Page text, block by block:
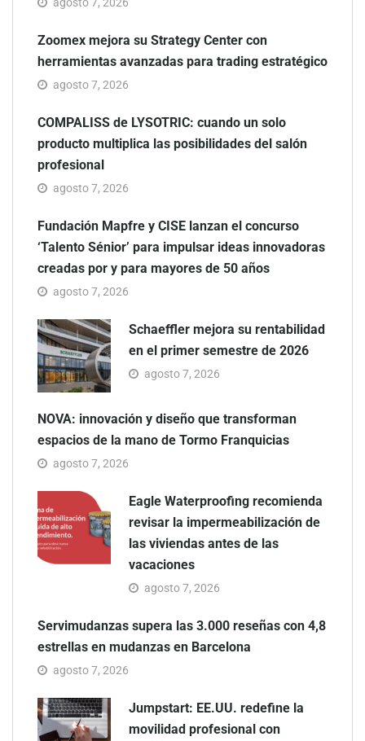
Zoomex mejora su Strategy Center con
herramientas avanzadas para trading estratégico
agosto 7, 2026
COMPALISS de LYSOTRIC: cuando un solo
producto multiplica las posibilidades del salón
profesional
agosto 7, 2026
Fundación Mapfre y CISE lanzan el concurso
‘Talento Sénior’ para impulsar ideas innovadoras
creadas por y para mayores de 50 años
agosto 7, 2026
Schaeffler mejora su rentabilidad
en el primer semestre de 2026
agosto 7, 2026
NOVA: innovación y diseño que transforman
espacios de la mano de Tormo Franquicias
agosto 7, 2026
Eagle Waterproofing recomienda
revisar la impermeabilización de
las viviendas antes de las
vacaciones
agosto 7, 2026
Servimudanzas supera las 3.000 reseñas con 4,8
estrellas en mudanzas en Barcelona
agosto 7, 2026
Jumpstart: EE.UU. redefine la
movilidad profesional con